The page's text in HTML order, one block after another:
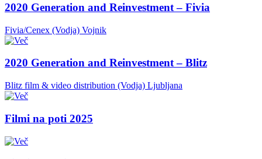
2020 Generation and Reinvestment – Fivia
Fivia/Cenex (Vodja) Vojnik
2020 Generation and Reinvestment – Blitz
Blitz film & video distribution (Vodja) Ljubljana
Filmi na poti 2025